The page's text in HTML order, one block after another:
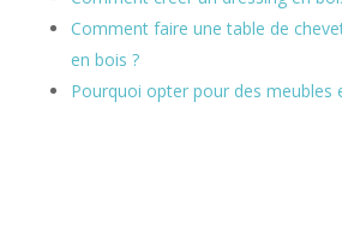
Comment faire une table de
en bois ?
Pourquoi opter pour des meubles